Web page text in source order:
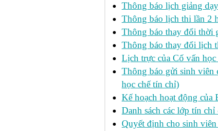
Thông báo lịch giảng
Thông báo lịch thi lần 2
Thông báo thay đổi thời
Thông báo thay đổi lịch
Lịch trực của Cố vấn học
Thông báo gửi sinh viên
học chế tín chỉ)
Kế hoạch hoạt động
Danh sách các lớp tín
Quyết định cho sinh